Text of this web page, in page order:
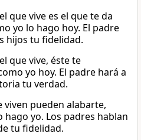
que vive es el que te da
yo lo hago hoy. El padre
hijos tu fidelidad.
que vive, éste te
yo hoy. El padre hará a
tu verdad.
viven pueden alabarte,
hago yo. Los padres hablan
tu fidelidad.